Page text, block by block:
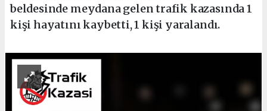
beldesinde meydana gelen trafik kazasında 1
kişi hayatını kaybetti, 1 kişi yaralandı.